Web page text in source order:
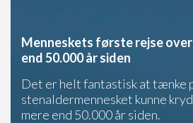
Menneskets første rejse
end 50.000 år siden
Det er helt fantastisk at tænke
stenaldermennesket kunne
mere end 50.000 år siden.